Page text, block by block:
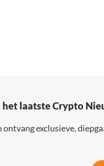
het laatste Crypto
exclusieve,